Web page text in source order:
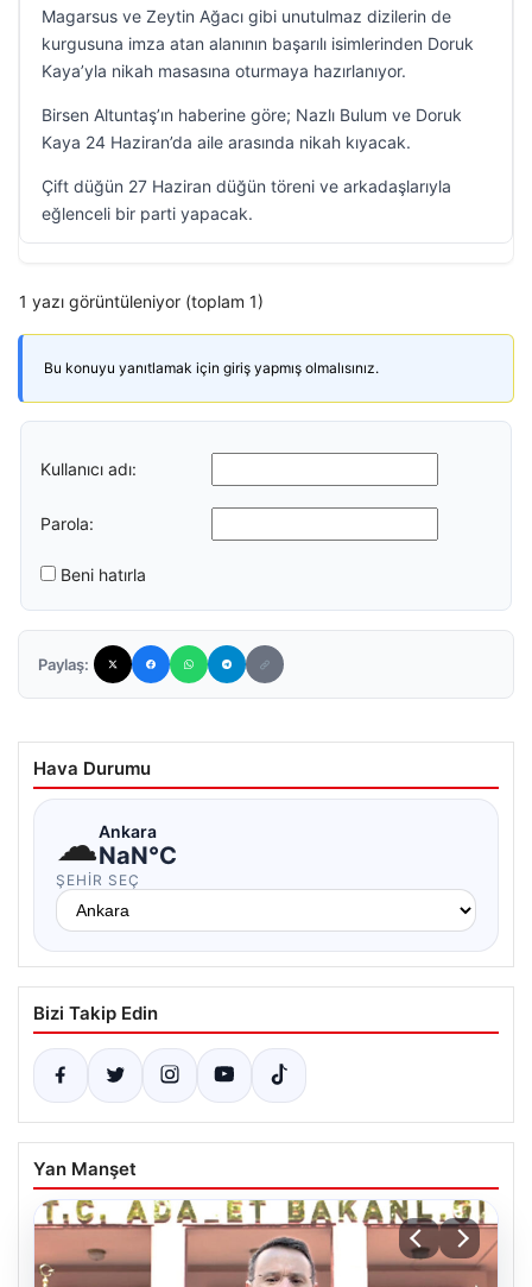
Magarsus ve Zeytin Ağacı gibi unutulmaz dizilerin de
kurgusuna imza atan alanının başarılı isimlerinden Doruk
Kaya’yla nikah masasına oturmaya hazırlanıyor.
Birsen Altuntaş’ın haberine göre; Nazlı Bulum ve Doruk
Kaya 24 Haziran’da aile arasında nikah kıyacak.
Çift düğün 27 Haziran düğün töreni ve arkadaşlarıyla
eğlenceli bir parti yapacak.
1 yazı görüntüleniyor (toplam 1)
Bu konuyu yanıtlamak için giriş yapmış olmalısınız.
Kullanıcı adı:
Parola:
Beni hatırla
Paylaş:
Hava Durumu
☁Ankara
NaN°C
ŞEHIR SEÇ
Bizi Takip Edin
Yan Manşet